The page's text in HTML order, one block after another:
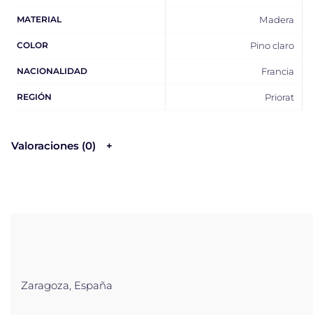
MATERIAL Madera
COLOR Pino claro
NACIONALIDAD Francia
REGIÓN Priorat
Valoraciones (0)
Zaragoza, España